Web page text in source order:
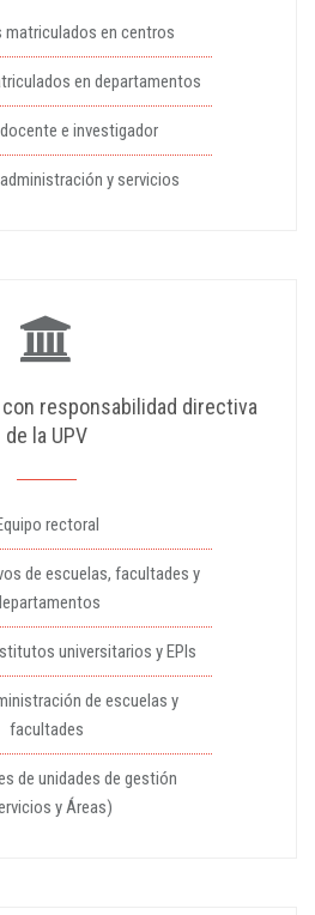
matriculados en centros
en departamentos
e investigador
y servicios
responsabilidad directiva
de la UPV
rectoral
de escuelas, facultades y
universitarios y EPIs
de escuelas y
facultades
de unidades de gestión
y Áreas)